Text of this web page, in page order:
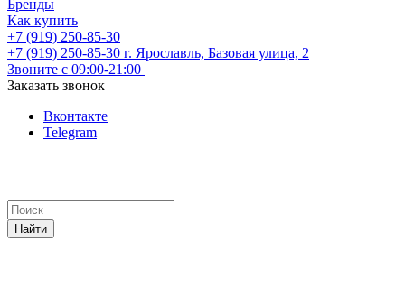
Бренды
Как купить
+7 (919) 250-85-30
+7 (919) 250-85-30 г. Ярославль, Базовая улица, 2
Звоните с 09:00-21:00
Заказать звонок
Вконтакте
Telegram
Найти